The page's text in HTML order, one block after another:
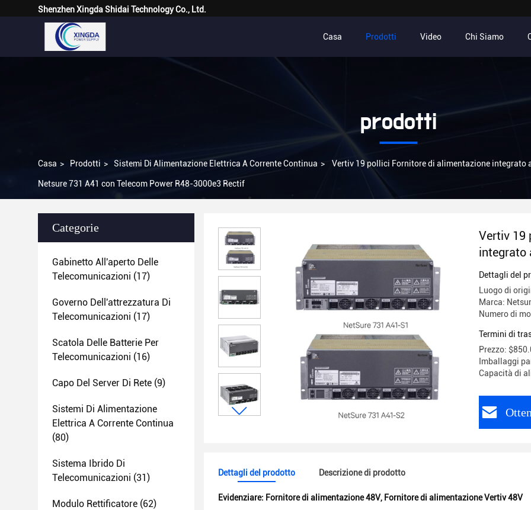
Shenzhen Xingda Shidai Technology Co., Ltd.
Casa Prodotti Video Chi Siamo
prodotti
Casa > Prodotti > Sistemi Di Alimentazione Elettrica A Corrente Continua > Vertiv 19 pollici Fornitore di alimentazione integrato
Netsure 731 A41 con Telecom Power R48-3000e3 Rectif
Categorie
Gabinetto All'aperto Delle
Telecomunicazioni (17)
Governo Dell'attrezzatura Di
Telecomunicazioni (17)
Scatola Delle Batterie Per
Telecomunicazioni (16)
Capo Del Server Di Rete (9)
Sistemi Di Alimentazione
Elettrica A Corrente Continua
(80)
Sistema Ibrido Di
Telecomunicazioni (31)
Modulo Rettificatore (62)
Vertiv 19
integrato
Telecom
Dettagli del
Luogo di
Marca:
Numero di
Termini di
Prezzo:
Imballaggi
Capacità di
Dettagli del prodotto Descrizione di prodotto
Evidenziare: Fornitore di alimentazione 48V, Fornitore di alimentazione Vertiv 48V